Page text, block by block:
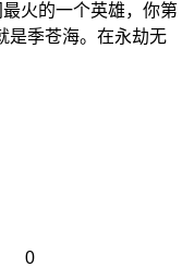
火的一个英雄，你第
是季苍海。在永劫无
0